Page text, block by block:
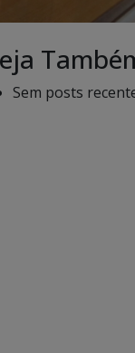
Sem posts